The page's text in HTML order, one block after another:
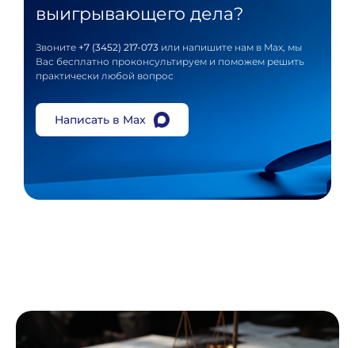
выигрывающего дела?
Звоните +7 (3452) 217-073 или напишите нам в Max, мы
Вас бесплатно проконсультируем и поможем решить
практически любой вопрос
Написать в Max